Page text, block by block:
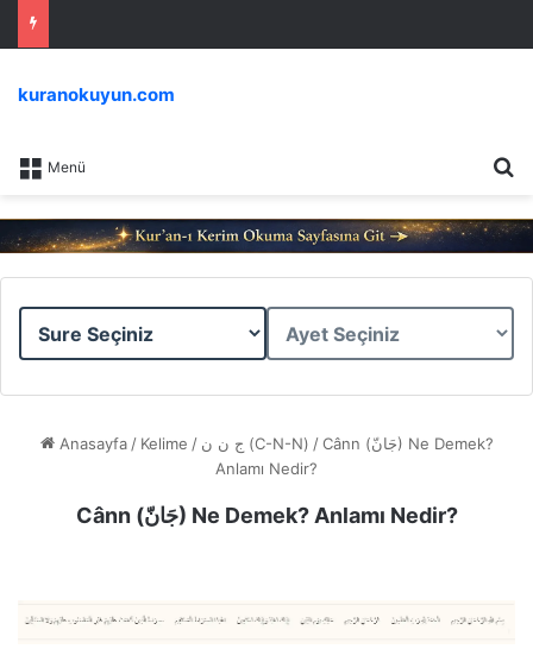
Menü
kuranokuyun.com
Sure
Ayet
Anasayfa / Kelime / ج ن ن (C-N-N) / Cânn (جَانّ) Ne Demek?
Anlamı Nedir?
Cânn (جَانّ) Ne Demek? Anlamı Nedir?